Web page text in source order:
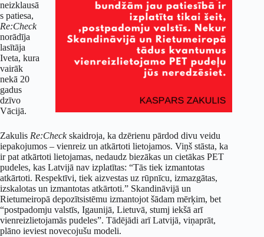
neizklausā
s patiesa,
Re:Check
norādīja
lasītāja
Iveta, kura
vairāk
nekā 20
gadus
dzīvo
Vācijā.
Zakulis Re:Checkskaidroja, ka dzērienu pārdod divu veidu
iepakojumos – vienreiz un atkārtoti lietojamos. Viņš stāsta, ka
ir pat atkārtoti lietojamas, nedaudz biezākas un cietākas PET
pudeles, kas Latvijā nav izplatītas: “Tās tiek izmantotas
atkārtoti. Respektīvi, tiek aizvestas uz rūpnīcu, izmazgātas,
izskalotas un izmantotas atkārtoti.” Skandināvijā un
Rietumeiropā depozītsistēmu izmantojot šādam mērķim, bet
“postpadomju valstīs, Igaunijā, Lietuvā, stumj iekšā arī
vienreizlietojamās pudeles”. Tādējādi arī Latvijā, viņaprāt,
plāno ieviest novecojušu modeli.